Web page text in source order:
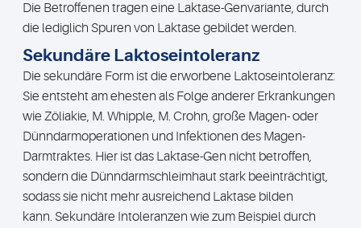
Die Betroffenen tragen eine Laktase-Genvariante, durch
die lediglich Spuren von Laktase gebildet werden.
Sekundäre Laktoseintoleranz
Die sekundäre Form ist die erworbene Laktoseintoleranz:
Sie entsteht am ehesten als Folge anderer Erkrankungen
wie Zöliakie, M. Whipple, M. Crohn, große Magen- oder
Dünndarmoperationen und Infektionen des Magen-
Darmtraktes. Hier ist das Laktase-Gen nicht betroffen,
sondern die Dünndarmschleimhaut stark beeinträchtigt,
sodass sie nicht mehr ausreichend Laktase bilden
kann. Sekundäre Intoleranzen wie zum Beispiel durch